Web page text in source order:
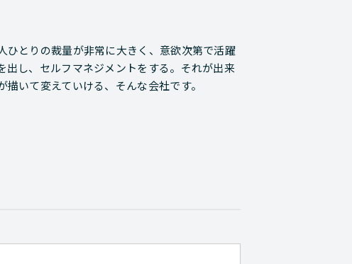
とりの裁量が非常に大きく、意欲次第で活躍
し、セルフマネジメントをする。それが出来
いて変えていける、そんな会社です。